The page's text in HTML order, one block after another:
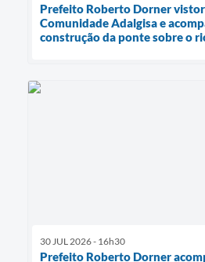
Prefeito Roberto Dorner
Comunidade Adalgisa e
construção da ponte sobre o
30 JUL 2026 - 16h30
Prefeito Roberto Dorner